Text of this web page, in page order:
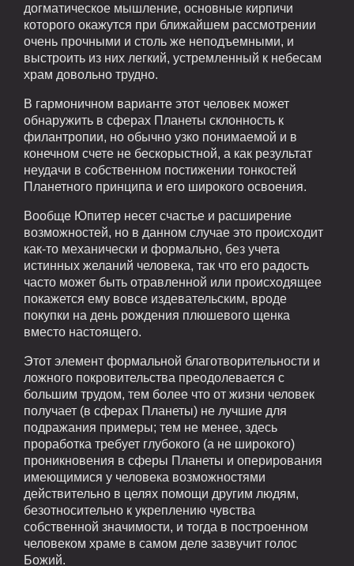
догматическое мышление, основные кирпичи
которого окажутся при ближайшем рассмотрении
очень прочными и столь же неподъемными, и
выстроить из них легкий, устремленный к небесам
храм довольно трудно.
В гармоничном варианте этот человек может
обнаружить в сферах Планеты склонность к
филантропии, но обычно узко понимаемой и в
конечном счете не бескорыстной, а как результат
неудачи в собственном постижении тонкостей
Планетного принципа и его широкого освоения.
Вообще Юпитер несет счастье и расширение
возможностей, но в данном случае это происходит
как-то механически и формально, без учета
истинных желаний человека, так что его радость
часто может быть отравленной или происходящее
покажется ему вовсе издевательским, вроде
покупки на день рождения плюшевого щенка
вместо настоящего.
Этот элемент формальной благотворительности и
ложного покровительства преодолевается с
большим трудом, тем более что от жизни человек
получает (в сферах Планеты) не лучшие для
подражания примеры; тем не менее, здесь
проработка требует глубокого (а не широкого)
проникновения в сферы Планеты и оперирования
имеющимися у человека возможностями
действительно в целях помощи другим людям,
безотносительно к укреплению чувства
собственной значимости, и тогда в построенном
человеком храме в самом деле зазвучит голос
Божий.